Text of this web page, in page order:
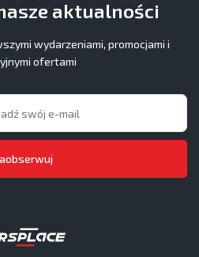
aktualności
wydarzeniami, promocjami i
ofertami